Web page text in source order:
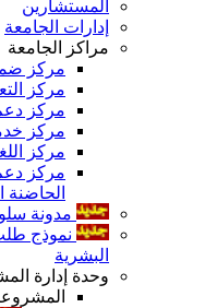
المستشارين
إدارات الجامعة
مراكز الجامعة
مركز
مركز
مركز دعم
مركز
مركز
مركز دعم
الحاضنة
مدونة
نموذج
البشرية
وحدة إدارة